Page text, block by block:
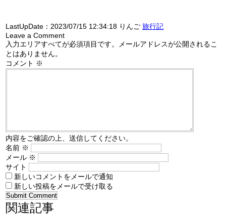
LastUpDate： 2023/07/15 12:34:18 りんご 旅行記
Leave a Comment
入力エリアすべてが必須項目です。メールアドレスが公開されるこ
とはありません。
コメント ※
内容をご確認の上、送信してください。
名前 ※
メール ※
サイト
新しいコメントをメールで通知
新しい投稿をメールで受け取る
関連記事